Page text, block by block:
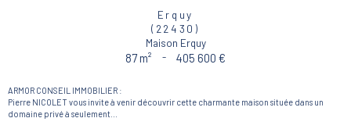
Erquy
(22430)
Maison Erquy
87 m² - 405 600 €
ARMOR CONSEIL IMMOBILIER :
Pierre NICOLET vous invite à venir découvrir cette charmante maison située dans un
domaine privé à seulement...